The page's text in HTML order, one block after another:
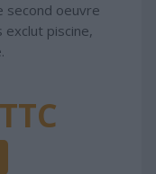
second oeuvre
exclut piscine,